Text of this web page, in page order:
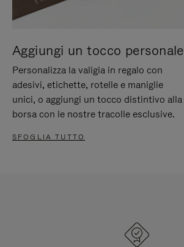
Aggiungi un tocco personale
Personalizza la valigia in regalo con
adesivi, etichette, rotelle e maniglie
unici, o aggiungi un tocco distintivo alla
borsa con le nostre tracolle esclusive.
SFOGLIA TUTTO